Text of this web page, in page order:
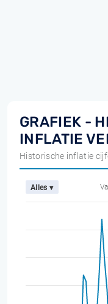
GRAFIEK -
INFLATIE
Historische inflatie
Alles ▾